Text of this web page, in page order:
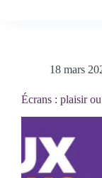
18 mars
Écrans : plaisir